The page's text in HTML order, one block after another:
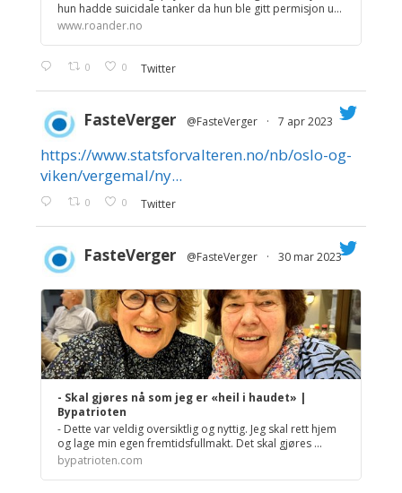
hun hadde suicidale tanker da hun ble gitt permisjon u...
www.roander.no
0 0 Twitter
;
FasteVerger @FasteVerger · 7 apr 2023
https://www.statsforvalteren.no/nb/oslo-og-
viken/vergemal/ny...
0 0 Twitter
;
FasteVerger @FasteVerger · 30 mar 2023
- Skal gjøres nå som jeg er «heil i haudet» |
Bypatrioten
- Dette var veldig oversiktlig og nyttig. Jeg skal rett hjem
og lage min egen fremtidsfullmakt. Det skal gjøres ...
bypatrioten.com